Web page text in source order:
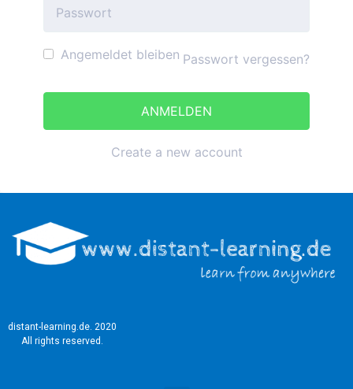
Angemeldet bleiben Passwort vergessen?
Create a new account
distant-learning.de. 2020
All rights reserved.